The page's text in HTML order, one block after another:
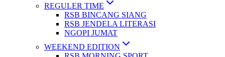
REGULER TIME
RSB BINCANG SIANG
RSB JENDELA LITERASI
NGOPI JUMAT
WEEKEND EDITION